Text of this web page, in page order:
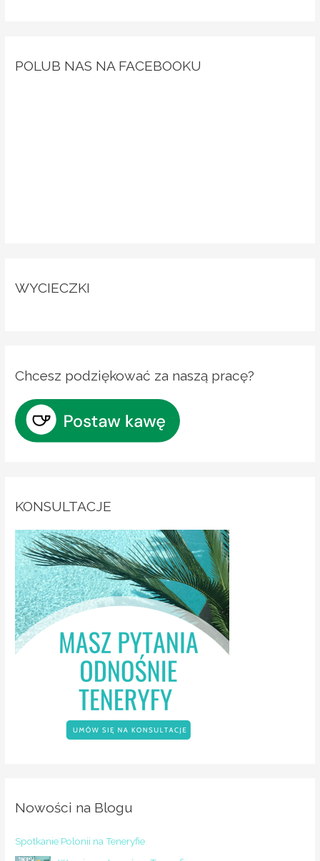
POLUB NAS NA FACEBOOKU
WYCIECZKI
Chcesz podziękować za naszą pracę?
KONSULTACJE
Nowości na Blogu
Spotkanie Polonii na Teneryfie